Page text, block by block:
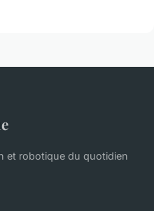
et robotique du quotidien